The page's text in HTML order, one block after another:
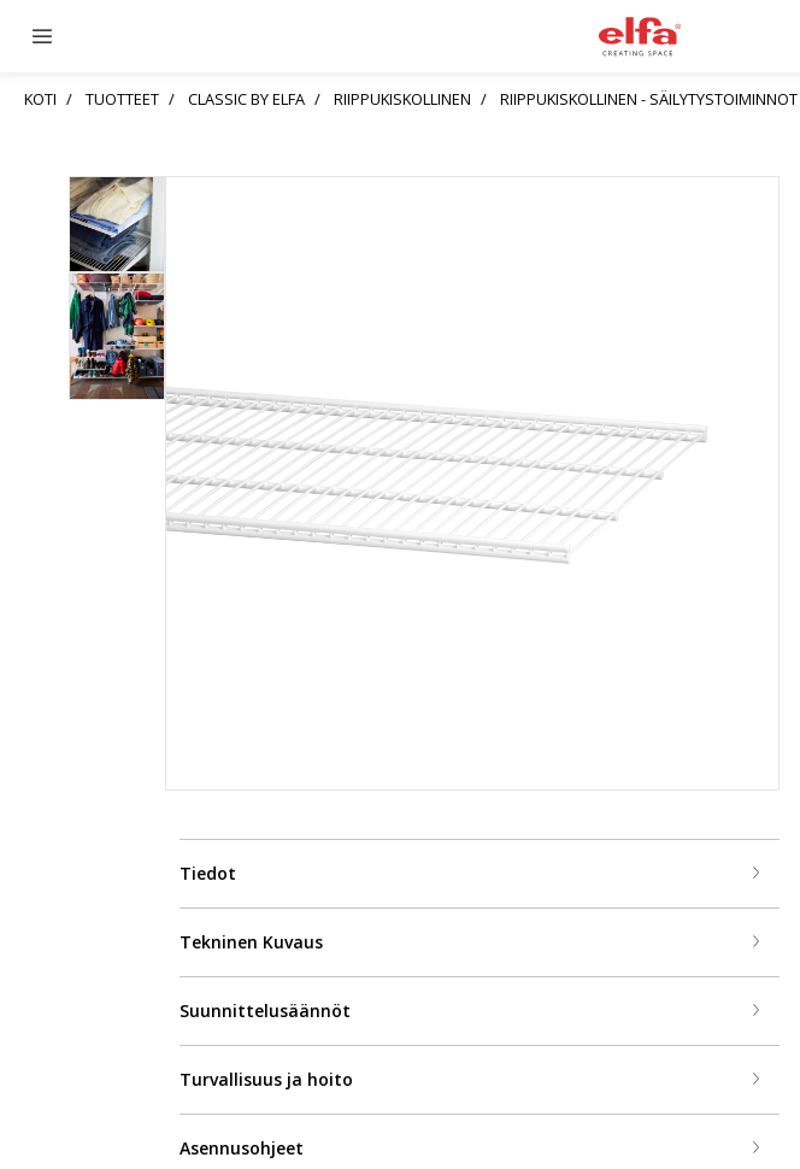
KOTI TUOTTEET CLASSIC BY ELFA RIIPPUKISKOLLINEN RIIPPUKISKOLLINEN - SÄILYTYSTOIMINNOT
Tiedot
Tekninen Kuvaus
Suunnittelusäännöt
Turvallisuus ja hoito
Asennusohjeet